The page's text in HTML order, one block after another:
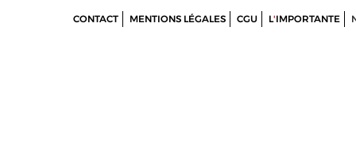
CONTACT MENTIONS LÉGALES CGU L'IMPORTANTE